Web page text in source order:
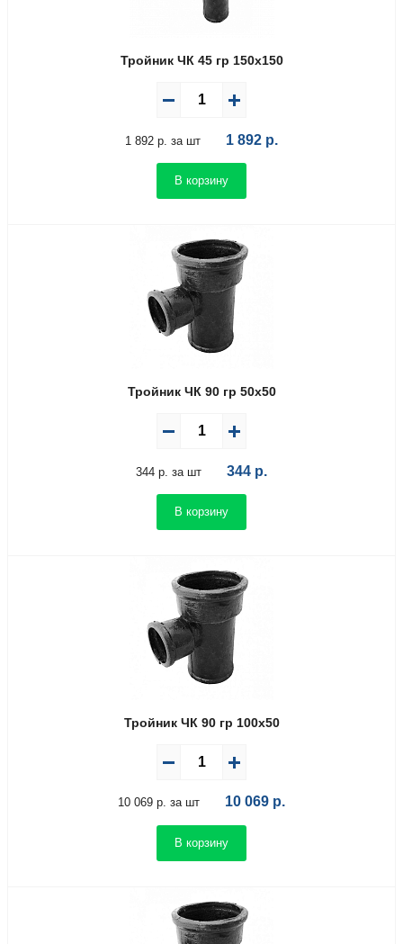
Тройник ЧК 45 гр 150х150
1 892 р. за шт 1 892 р.
В корзину
Тройник ЧК 90 гр 50х50
344 р. за шт 344 р.
В корзину
Тройник ЧК 90 гр 100х50
10 069 р. за шт 10 069 р.
В корзину